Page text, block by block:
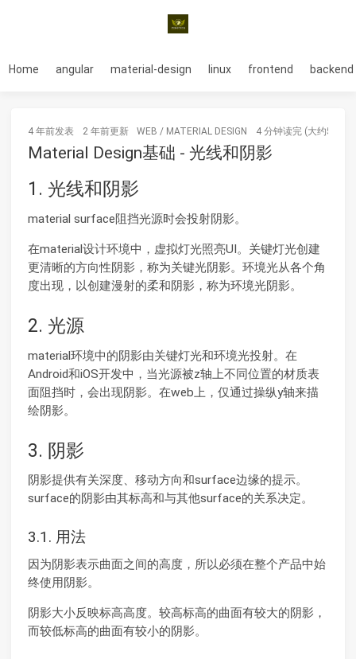
Home angular material-design linux frontend backend
4 年前发表 2 年前更新 WEB / MATERIAL DESIGN 4 分钟读完 (大约599个
Material Design基础 - 光线和阴影
1. 光线和阴影
material surface阻挡光源时会投射阴影。
在material设计环境中，虚拟灯光照亮UI。关键灯光创建
更清晰的方向性阴影，称为关键光阴影。环境光从各个角
度出现，以创建漫射的柔和阴影，称为环境光阴影。
2. 光源
material环境中的阴影由关键灯光和环境光投射。在
Android和iOS开发中，当光源被z轴上不同位置的材质表
面阻挡时，会出现阴影。在web上，仅通过操纵y轴来描
绘阴影。
3. 阴影
阴影提供有关深度、移动方向和surface边缘的提示。
surface的阴影由其标高和与其他surface的关系决定。
3.1. 用法
因为阴影表示曲面之间的高度，所以必须在整个产品中始
终使用阴影。
阴影大小反映标高高度。较高标高的曲面有较大的阴影，
而较低标高的曲面有较小的阴影。